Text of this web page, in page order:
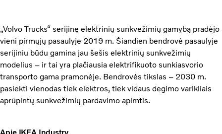
„Volvo Trucks“ serijinę elektrinių sunkvežimių gamybą pradėjo
vieni pirmųjų pasaulyje 2019 m. Šiandien bendrovė pasaulyje
serijiniu būdu gamina jau šešis elektrinių sunkvežimių
modelius – ir tai yra plačiausia elektrifikuoto sunkiasvorio
transporto gama pramonėje. Bendrovės tikslas – 2030 m.
pasiekti vienodas tiek elektros, tiek vidaus degimo varikliais
aprūpintų sunkvežimių pardavimo apimtis.